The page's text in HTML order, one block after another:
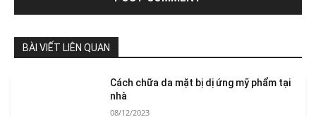
BÀI VIẾT LIÊN QUAN
Cách chữa da mặt bị dị ứng mỹ phẩm tại
nhà
08/12/2023